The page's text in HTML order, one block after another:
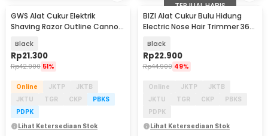
GWS Alat Cukur Elektrik
Shaving Razor Outline Cannon
Black
Rp21.300
Rp42.900 51%
Online JKTP
JKTB
JKTU
TGR CKP
PBKS
PDPK
Lihat Ketersediaan Stok
TERJUAL HABIS
BIZI Alat Cukur Bulu Hidung
Electric Nose Hair Trimmer 360
Black
Rp22.900
Rp44.900 49%
Online JKTP
JKTB
JKTU
TGR CKP
PBKS
PDPK
Lihat Ketersediaan Stok